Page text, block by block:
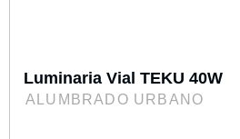
Luminaria Vial TEKU 40W
ALUMBRADO URBANO